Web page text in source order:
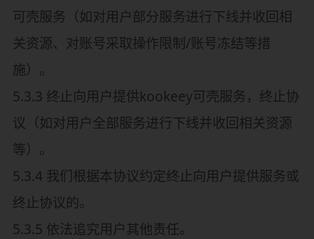
可壳服务（如对用户部分服务进行下线并收回相
关资源、对账号采取操作限制/账号冻结等措
施）。
5.3.3 终止向用户提供kookeey可壳服务，终止协
议（如对用户全部服务进行下线并收回相关资源
等）。
5.3.4 我们根据本协议约定终止向用户提供服务或
终止协议的。
5.3.5 依法追究用户其他责任。